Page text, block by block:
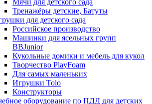
Мячи для детского сада
Тренажёры детские, Батуты
для детского сада
Российское производство
Машинки для ясельных групп
BBJunior
Кукольные домики и мебель для кукол
Творчество PlayFoam
Для самых маленьких
Игрушки Tolo
Конструкторы
оборудование по ПДД для детских